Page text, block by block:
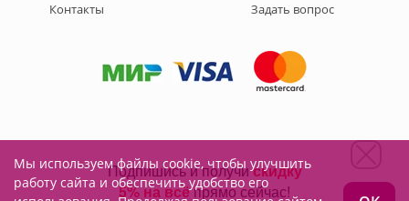
Контакты
Задать вопрос
Подписывайтесь на нас:
Мы используем файлы cookie, чтобы улучшить
работу сайта и обеспечить удобство его